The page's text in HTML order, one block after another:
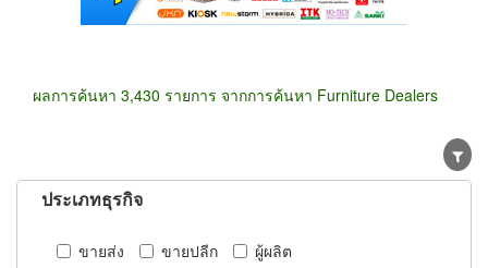
ผลการค้นหา 3,430 รายการ จากการค้นหา Furniture Dealers
ประเภทธุรกิจ
ขายส่ง ขายปลีก
ผู้ผลิต